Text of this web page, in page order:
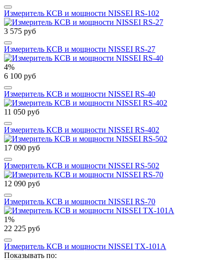
Измеритель КСВ и мощности NISSEI RS-102
3 575 руб
Измеритель КСВ и мощности NISSEI RS-27
4%
6 100 руб
Измеритель КСВ и мощности NISSEI RS-40
11 050 руб
Измеритель КСВ и мощности NISSEI RS-402
17 090 руб
Измеритель КСВ и мощности NISSEI RS-502
12 090 руб
Измеритель КСВ и мощности NISSEI RS-70
1%
22 225 руб
Измеритель КСВ и мощности NISSEI TX-101A
Показывать по: